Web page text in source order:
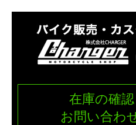
在庫の確
お問い合わ